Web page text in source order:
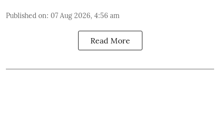
Published on: 07 Aug 2026, 4:56 am
Read More